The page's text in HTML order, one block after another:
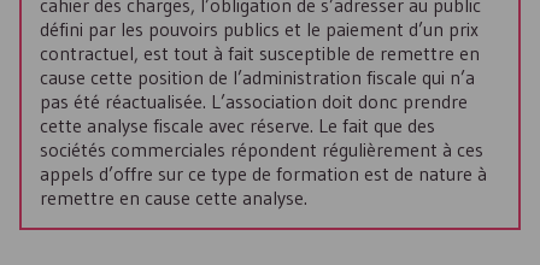
cahier des charges, l’obligation de s’adresser au public
défini par les pouvoirs publics et le paiement d’un prix
contractuel, est tout à fait susceptible de remettre en
cause cette position de l’administration fiscale qui n’a
pas été réactualisée. L’association doit donc prendre
cette analyse fiscale avec réserve. Le fait que des
sociétés commerciales répondent régulièrement à ces
appels d’offre sur ce type de formation est de nature à
remettre en cause cette analyse.